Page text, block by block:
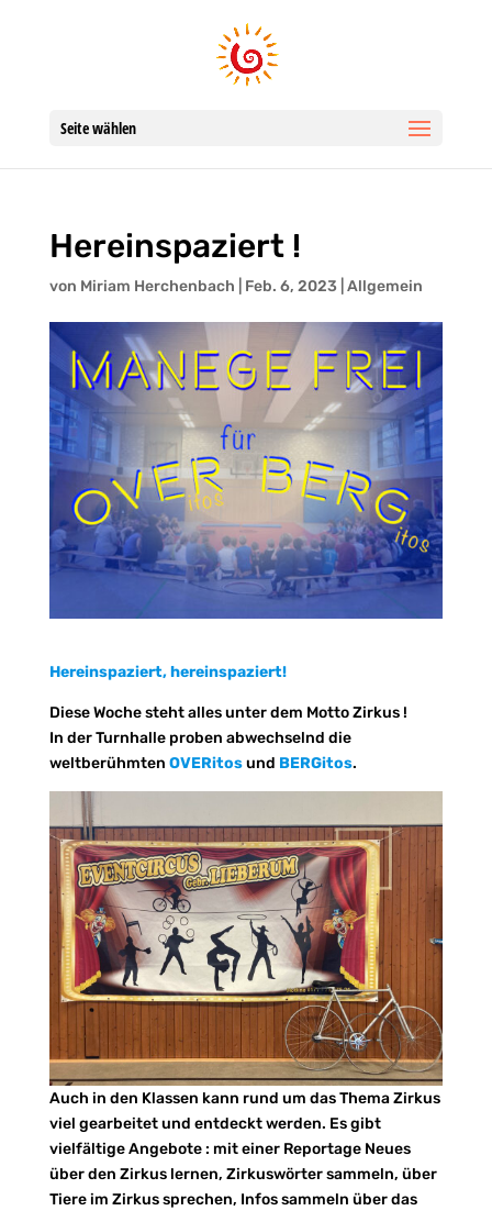
Seite wählen
Hereinspaziert !
von Miriam Herchenbach Feb. 6, 2023 Allgemein
Hereinspaziert, hereinspaziert!
Diese Woche steht alles unter dem Motto Zirkus !
In der Turnhalle proben abwechselnd die
weltberühmten OVERitosund BERGitos.
Auch in den Klassen kann rund um das Thema Zirkus
viel gearbeitet und entdeckt werden. Es gibt
vielfältige Angebote : mit einer Reportage Neues
über den Zirkus lernen, Zirkuswörter sammeln, über
Tiere im Zirkus sprechen, Infos sammeln über das